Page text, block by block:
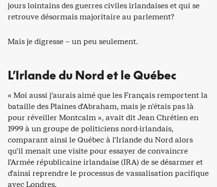
jours lointains des guerres civiles irlandaises et qui se
retrouve désormais majoritaire au parlement?
Mais je digresse – un peu seulement.
L’Irlande du Nord et le Québec
« Moi aussi j’aurais aimé que les Français remportent la
bataille des Plaines d’Abraham, mais je n’étais pas là
pour réveiller Montcalm », avait dit Jean Chrétien en
1999 à un groupe de politiciens nord-irlandais,
comparant ainsi le Québec à l’Irlande du Nord alors
qu’il menait une visite pour essayer de convaincre
l’Armée républicaine irlandaise (IRA) de se désarmer et
d’ainsi reprendre le processus de vassalisation pacifique
avec Londres.